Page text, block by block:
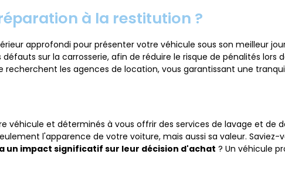
à la restitution ?
approfondi pour présenter votre véhicule sous son meilleur
sur la carrosserie, afin de réduire le risque de pénalités lors
recherchent les agences de location, vous garantissant une
véhicule et déterminés à vous offrir des services de lavage et de
l'apparence de votre voiture, mais aussi sa valeur. Saviez-
impact significatif sur leur décision d'achat ? Un véhicule